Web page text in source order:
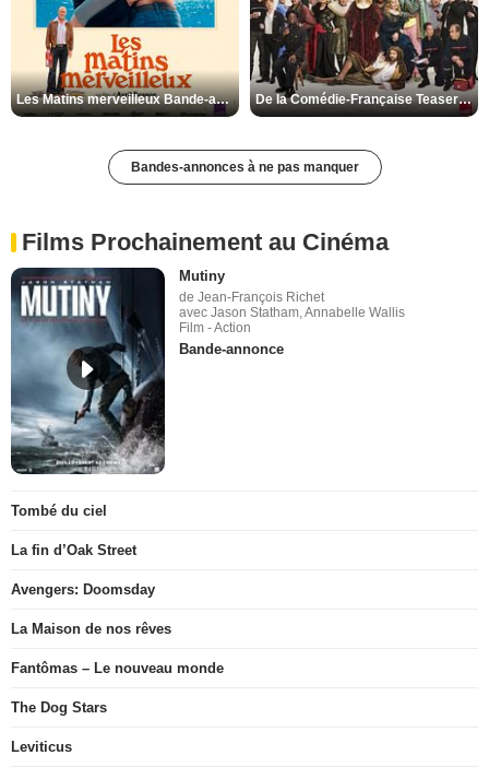
Les Matins merveilleux Bande-annonce VF De la Comédie-Française Teaser VF
Bandes-annonces à ne pas manquer
Films Prochainement au Cinéma
Mutiny
de Jean-François Richet
avec Jason Statham, Annabelle Wallis
Film - Action
Bande-annonce
Tombé du ciel
La fin d’Oak Street
Avengers: Doomsday
La Maison de nos rêves
Fantômas – Le nouveau monde
The Dog Stars
Leviticus